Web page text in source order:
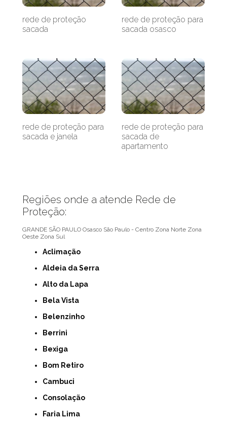
rede de proteção
sacada
rede de proteção para
sacada osasco
rede de proteção para
sacada e janela
rede de proteção para
sacada de
apartamento
Regiões onde a atende Rede de
Proteção:
GRANDE SÃO PAULO Osasco São Paulo - Centro Zona Norte Zona
Oeste Zona Sul
Aclimação
Aldeia da Serra
Alto da Lapa
Bela Vista
Belenzinho
Berrini
Bexiga
Bom Retiro
Cambuci
Consolação
Faria Lima